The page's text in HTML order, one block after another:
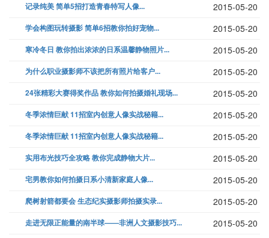
记录纯美 简单5招打造青春特写人像... 2015-05-20
学会构图玩转摄影 简单6招教你拍好宠物... 2015-05-20
寒冷冬日 教你拍出浓浓的日系温馨静物照片... 2015-05-20
为什么职业摄影师不该把所有照片给客户... 2015-05-20
24张精彩大赛得奖作品 教你如何拍摄婚礼现场... 2015-05-20
冬季浓情巨献 11招室内创意人像实战秘籍... 2015-05-20
冬季浓情巨献 11招室内创意人像实战秘籍... 2015-05-20
实用布光技巧全攻略 教你完成静物大片... 2015-05-20
宅男教你如何拍摄日系小清新家庭人像... 2015-05-20
爬树射箭都要会 生态纪实摄影师拍摄实录... 2015-05-20
走进无限正能量的南半球——非洲人文摄影技巧... 2015-05-20